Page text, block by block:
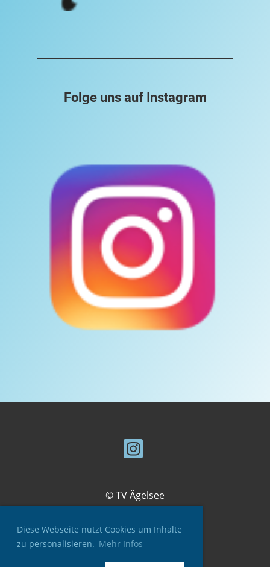
Diese Webseite nutzt Cookies um Inhalte
zu personalisieren. Mehr Infos
Folge uns auf Instagram
© TV Ägelsee
Impressum